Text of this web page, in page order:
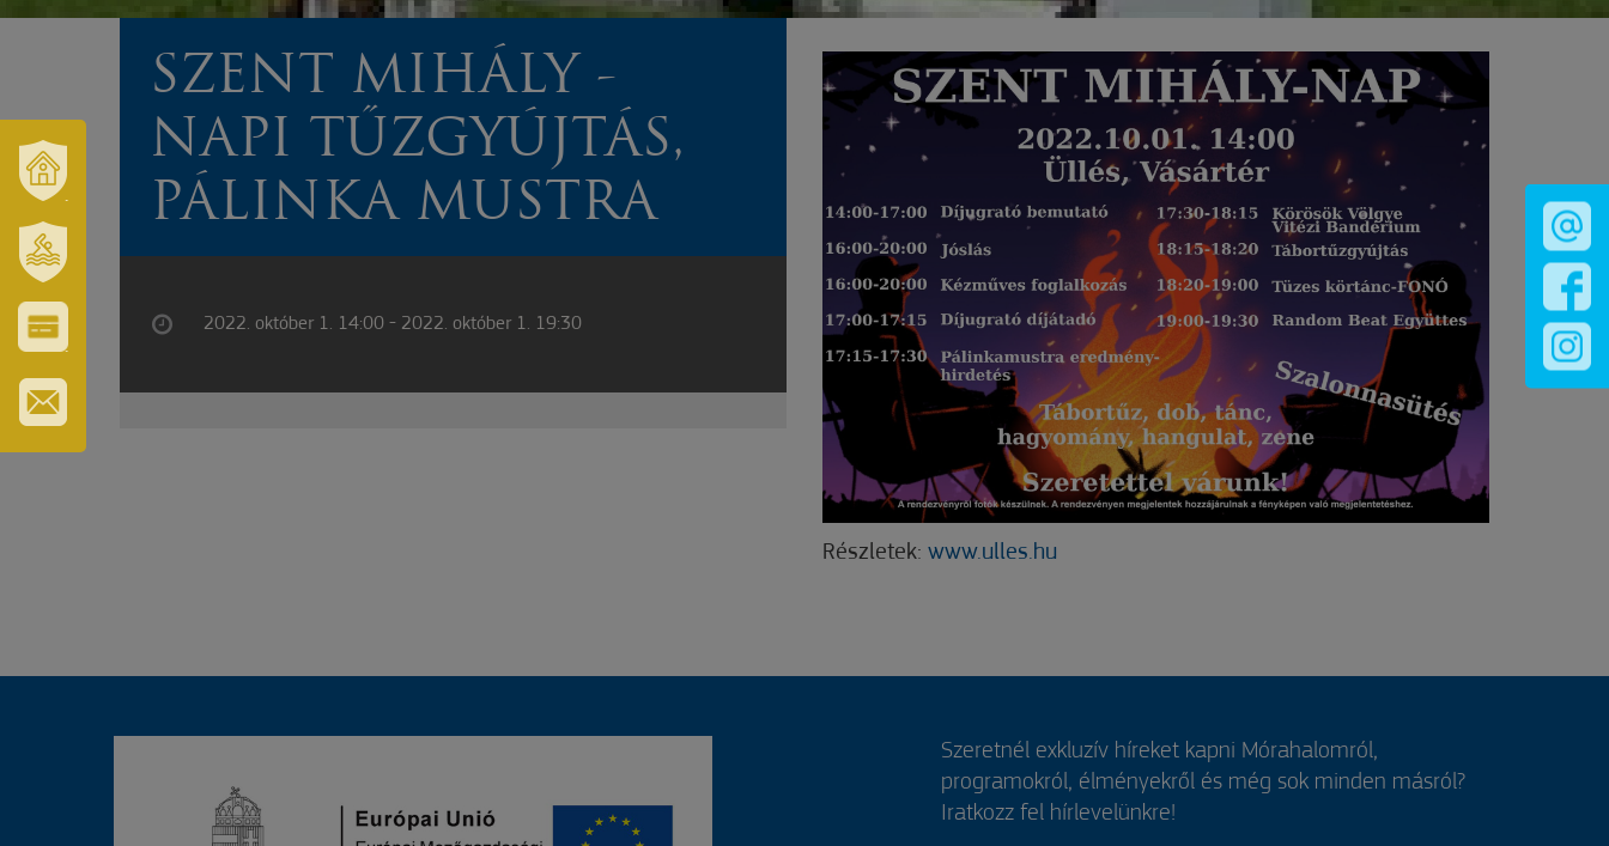
ÉS
TÉRSÉGÜNK
ERZSÉBET
GYÓGYFÜRDŐ
ÉS
TURISZTIKAI
KÁRTYA
SZENT MIHÁLY -
NAPI TŰZGYÚJTÁS,
PÁLINKA MUSTRA
2022. október 1. 14:00 - 2022. október 1. 19:30
Részletek: www.ulles.hu
Szeretnél exkluzív híreket kapni Mórahalomról,
programokról, élményekről és még sok minden másról?
Iratkozz fel hírlevelünkre!